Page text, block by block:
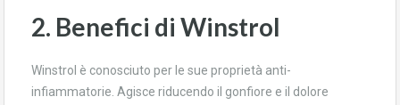
2. Benefici di Winstrol
Winstrol è conosciuto per le sue proprietà anti-
infiammatorie. Agisce riducendo il gonfiore e il dolore